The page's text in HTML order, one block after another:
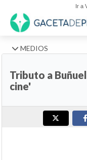
Ir a
MEDIOS
Tributo a
cine'